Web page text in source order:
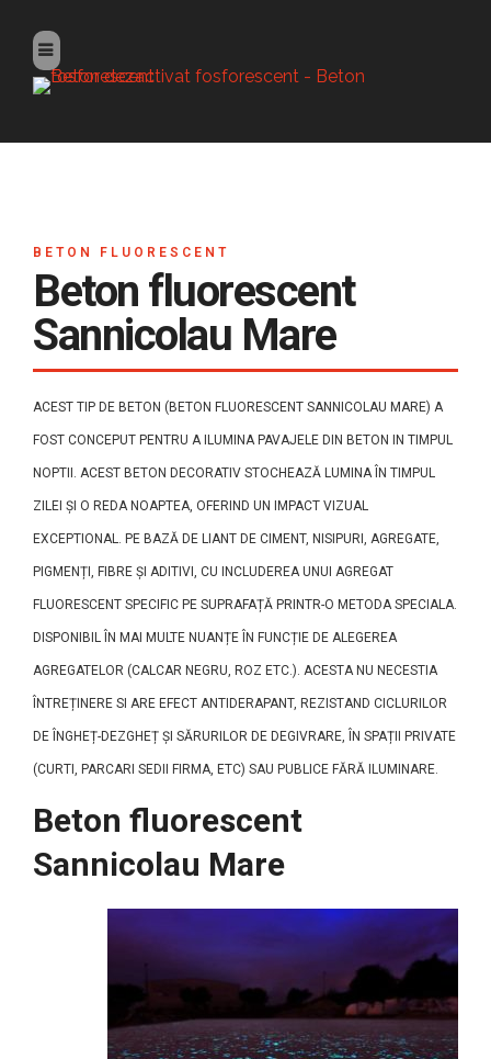
BETON FLUORESCENT
Beton fluorescent
Sannicolau Mare
ACEST TIP DE BETON (BETON FLUORESCENT SANNICOLAU MARE) A
FOST CONCEPUT PENTRU A ILUMINA PAVAJELE DIN BETON IN TIMPUL
NOPTII. ACEST BETON DECORATIV STOCHEAZĂ LUMINA ÎN TIMPUL
ZILEI ȘI O REDA NOAPTEA, OFERIND UN IMPACT VIZUAL
EXCEPTIONAL. PE BAZĂ DE LIANT DE CIMENT, NISIPURI, AGREGATE,
PIGMENȚI, FIBRE ȘI ADITIVI, CU INCLUDEREA UNUI AGREGAT
FLUORESCENT SPECIFIC PE SUPRAFAȚĂ PRINTR-O METODA SPECIALA.
DISPONIBIL ÎN MAI MULTE NUANȚE ÎN FUNCȚIE DE ALEGEREA
AGREGATELOR (CALCAR NEGRU, ROZ ETC.). ACESTA NU NECESTIA
ÎNTREȚINERE SI ARE EFECT ANTIDERAPANT, REZISTAND CICLURILOR
DE ÎNGHEȚ-DEZGHEȚ ȘI SĂRURILOR DE DEGIVRARE, ÎN SPAȚII PRIVATE
(CURTI, PARCARI SEDII FIRMA, ETC) SAU PUBLICE FĂRĂ ILUMINARE.
Beton fluorescent
Sannicolau Mare